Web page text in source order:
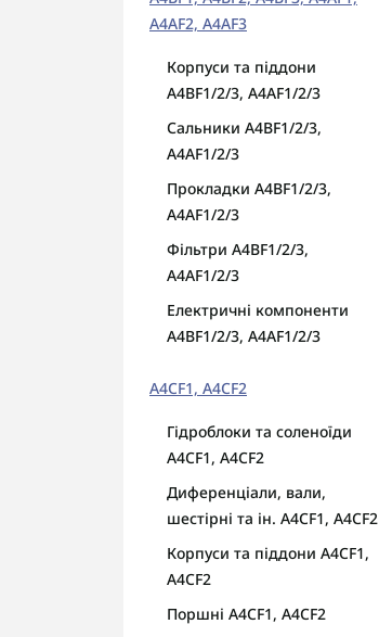
A4AF2, A4AF3
Корпуси та піддони
A4BF1/2/3, A4AF1/2/3
Сальники A4BF1/2/3,
A4AF1/2/3
Прокладки A4BF1/2/3,
A4AF1/2/3
Фільтри A4BF1/2/3,
A4AF1/2/3
Електричні компоненти
A4BF1/2/3, A4AF1/2/3
A4CF1, A4CF2
Гідроблоки та соленоїди
A4CF1, A4CF2
Диференціали, вали,
шестірні та ін. A4CF1, A4CF2
Корпуси та піддони A4CF1,
A4CF2
Поршні A4CF1, A4CF2